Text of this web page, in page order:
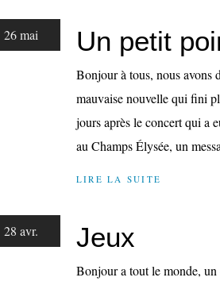
26 mai Un petit
Bonjour à tous, nous avons
mauvaise nouvelle qui fini
jours après le concert qui a
au Champs Élysée, un
LIRE LA SUITE
28 avr. Jeux
Bonjour a tout le monde,